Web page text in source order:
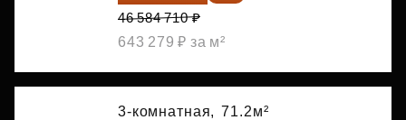
46 584 710 ₽
643 279 ₽ за м²
3-комнатная, 71.2м²